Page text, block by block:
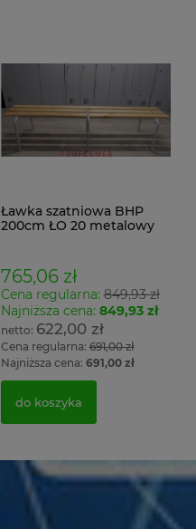
Ławka szatniowa BHP
200cm ŁO 20 metalowy
765,06 zł
Cena regularna:849,93 zł
Najniższa cena: 849,93 zł
622,00 zł
Cena regularna:691,00 zł
Najniższa cena: 691,00 zł
do koszyka